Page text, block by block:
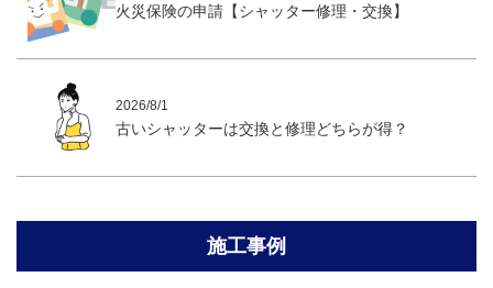
火災保険の申請【シャッター修理・交換】
2026/8/1
古いシャッターは交換と修理どちらが得？
施工事例